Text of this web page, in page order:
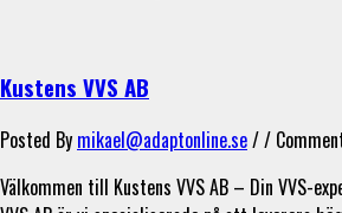
Kustens VVS AB
Posted By mikael@adaptonline.se/ /
Välkommen till Kustens VVS AB – Din VVS-